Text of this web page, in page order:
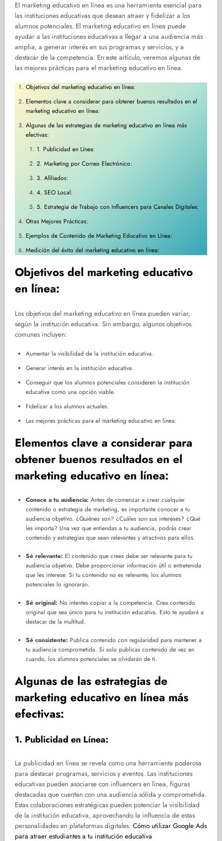
El marketing educativo en línea es una herramienta esencial para
las instituciones educativas que desean atraer y fidelizar a los
alumnos potenciales. El marketing educativo en línea puede
ayudar a las instituciones educativas a llegar a una audiencia más
amplia, a generar interés en sus programas y servicios, y a
destacar de la competencia. En este artículo, veremos algunas de
las mejores prácticas para el marketing educativo en línea.
Objetivos del marketing educativo en línea:
Elementos clave a considerar para obtener buenos resultados en el
marketing educativo en línea:
Algunas de las estrategias de marketing educativo en línea más
efectivas:
1. Publicidad en Línea:
2. Marketing por Correo Electrónico:
3. Afiliados:
4. SEO Local:
5. Estrategia de Trabajo con Influencers para Canales Digitales:
Otras Mejores Prácticas:
Ejemplos de Contenido de Marketing Educativo en Línea:
Medición del éxito del marketing educativo en línea:
Objetivos del marketing educativo
en línea:
Los objetivos del marketing educativo en línea pueden variar,
según la institución educativa. Sin embargo, algunos objetivos
comunes incluyen:
Aumentar la visibilidad de la institución educativa.
Generar interés en la institución educativa.
Conseguir que los alumnos potenciales consideren la institución
educativa como una opción viable.
Fidelizar a los alumnos actuales.
Las mejores prácticas para el marketing educativo en línea:
Elementos clave a considerar para
obtener buenos resultados en el
marketing educativo en línea:
Conoce a tu audiencia: Antes de comenzar a crear cualquier
contenido o estrategia de marketing, es importante conocer a tu
audiencia objetivo. ¿Quiénes son? ¿Cuáles son sus intereses? ¿Qué
les importa? Una vez que entiendas a tu audiencia, podrás crear
contenido y estrategias que sean relevantes y atractivos para ellos.
Sé relevante: El contenido que crees debe ser relevante para tu
audiencia objetivo. Debe proporcionar información útil o entretenida
que les interese. Si tu contenido no es relevante, los alumnos
potenciales lo ignorarán.
Sé original: No intentes copiar a la competencia. Crea contenido
original que sea único para tu institución educativa. Esto te ayudará a
destacar de la multitud.
Sé consistente: Publica contenido con regularidad para mantener a
tu audiencia comprometida. Si solo publicas contenido de vez en
cuando, los alumnos potenciales se olvidarán de ti.
Algunas de las estrategias de
marketing educativo en línea más
efectivas:
1. Publicidad en Línea:
La publicidad en línea se revela como una herramienta poderosa
para destacar programas, servicios y eventos. Las instituciones
educativas pueden asociarse con influencers en línea, figuras
destacadas que cuentan con una audiencia sólida y comprometida.
Estas colaboraciones estratégicas pueden potenciar la visibilidad
de la institución educativa, aprovechando la influencia de estas
personalidades en plataformas digitales. Cómo utilizar Google Ads
para atraer estudiantes a tu institución educativa